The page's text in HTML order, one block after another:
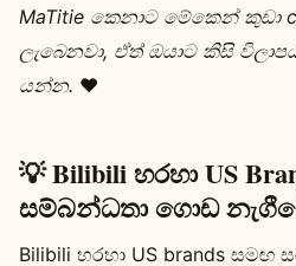
MaTitie කෙනාට මේකෙන් කුඩා
ලැබෙනවා, ඒත් ඔයාට කිසි
යන්න. ❤️
💡 Bilibili හරහා US
සම්බන්ධතා ගොඩ
Bilibili හරහා US brands සමඟ